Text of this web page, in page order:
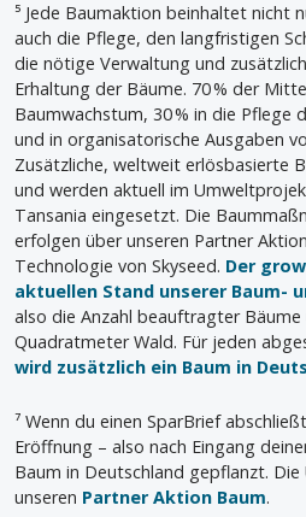
⁵ Jede Baumaktion beinhaltet nicht
auch die Pflege, den langfristigen
die nötige Verwaltung und
Erhaltung der Bäume. 70 % der
Baumwachstum, 30 % in die
und in organisatorische Ausgaben
Zusätzliche, weltweit erlösbasierte
und werden aktuell im
Tansania eingesetzt. Die
erfolgen über unseren Partner
Technologie von Skyseed. Der
aktuellen Stand unserer Baum-
also die Anzahl beauftragter
Quadratmeter Wald. Für jeden
wird zusätzlich ein Baum in
⁷ Wenn du einen SparBrief
Eröffnung – also nach Eingang
Baum in Deutschland gepflanzt.
unseren Partner Aktion Baum.